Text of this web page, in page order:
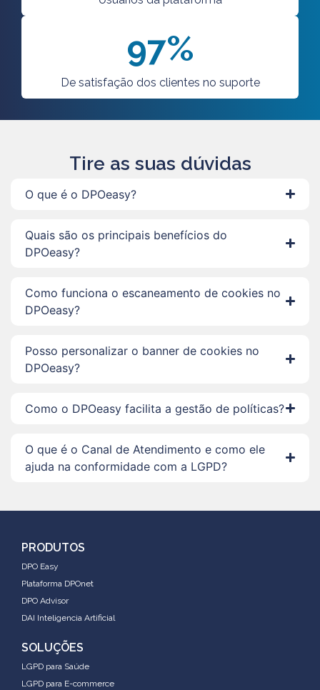
97%
De satisfação dos clientes no suporte
Tire as suas dúvidas
O que é o DPOeasy?
Quais são os principais benefícios do
DPOeasy?
Como funciona o escaneamento de cookies no
DPOeasy?
Posso personalizar o banner de cookies no
DPOeasy?
Como o DPOeasy facilita a gestão de políticas?
O que é o Canal de Atendimento e como ele
ajuda na conformidade com a LGPD?
PRODUTOS
DPO Easy
Plataforma DPOnet
DPO Advisor
DAI Inteligencia Artificial
SOLUÇÕES
LGPD para Saúde
LGPD para E-commerce